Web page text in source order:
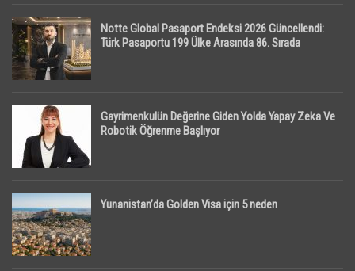
Notte Global Pasaport Endeksi 2026 Güncellendi:
Türk Pasaportu 199 Ülke Arasında 86. Sırada
Gayrimenkulün Değerine Giden Yolda Yapay Zeka Ve
Robotik Öğrenme Başlıyor
Yunanistan’da Golden Visa için 5 neden